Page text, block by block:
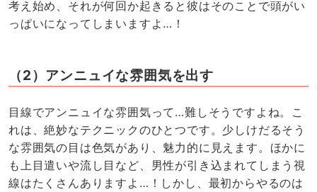
考え始め、それが何回か起きると彼はそのことで頭がい
っぱいになってしまいますよ…！
（2）アンニュイな雰囲気を出す
目線でアンニュイな雰囲気って…難しそうですよね。こ
れは、絶妙なテクニックのひとつです。少しけだるそう
な雰囲気の目は色気があり、魅力的に見えます。ほかに
も上目遣いや流し目など、男性が引き込まれてしまう視
線はたくさんありますよ…！しかし、最初からやるのは